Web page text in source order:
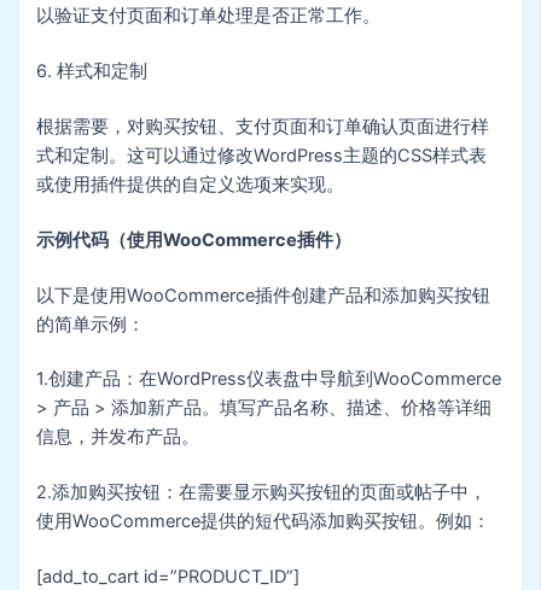
以验证支付页面和订单处理是否正常工作。
6. 样式和定制
根据需要，对购买按钮、支付页面和订单确认页面进行样
式和定制。这可以通过修改WordPress主题的CSS样式表
或使用插件提供的自定义选项来实现。
示例代码（使用WooCommerce插件）
以下是使用WooCommerce插件创建产品和添加购买按钮
的简单示例：
1.创建产品：在WordPress仪表盘中导航到WooCommerce
> 产品 > 添加新产品。填写产品名称、描述、价格等详细
信息，并发布产品。
2.添加购买按钮：在需要显示购买按钮的页面或帖子中，
使用WooCommerce提供的短代码添加购买按钮。例如：
[add_to_cart id=”PRODUCT_ID”]